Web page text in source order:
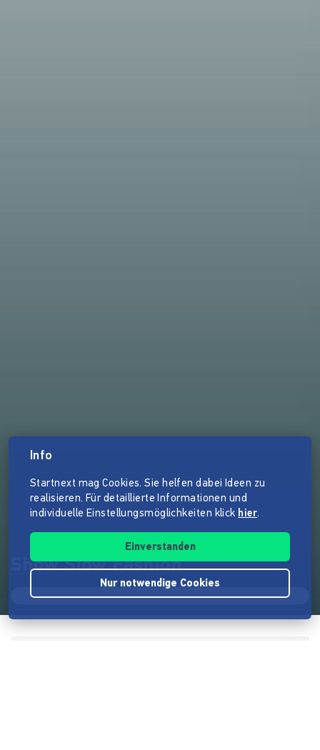
Show Slow Fashion
Info
Startnext mag Cookies. Sie helfen dabei Ideen zu
realisieren. Für detaillierte Informationen und
individuelle Einstellungsmöglichkeiten klick hier.
Einverstanden
Nur notwendige Cookies